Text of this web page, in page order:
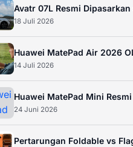
Avatr 07L Resmi
18 Juli 2026
Huawei MatePad Air 2026
14 Juli 2026
Huawei MatePad Mini
24 Juni 2026
Pertarungan Foldable vs